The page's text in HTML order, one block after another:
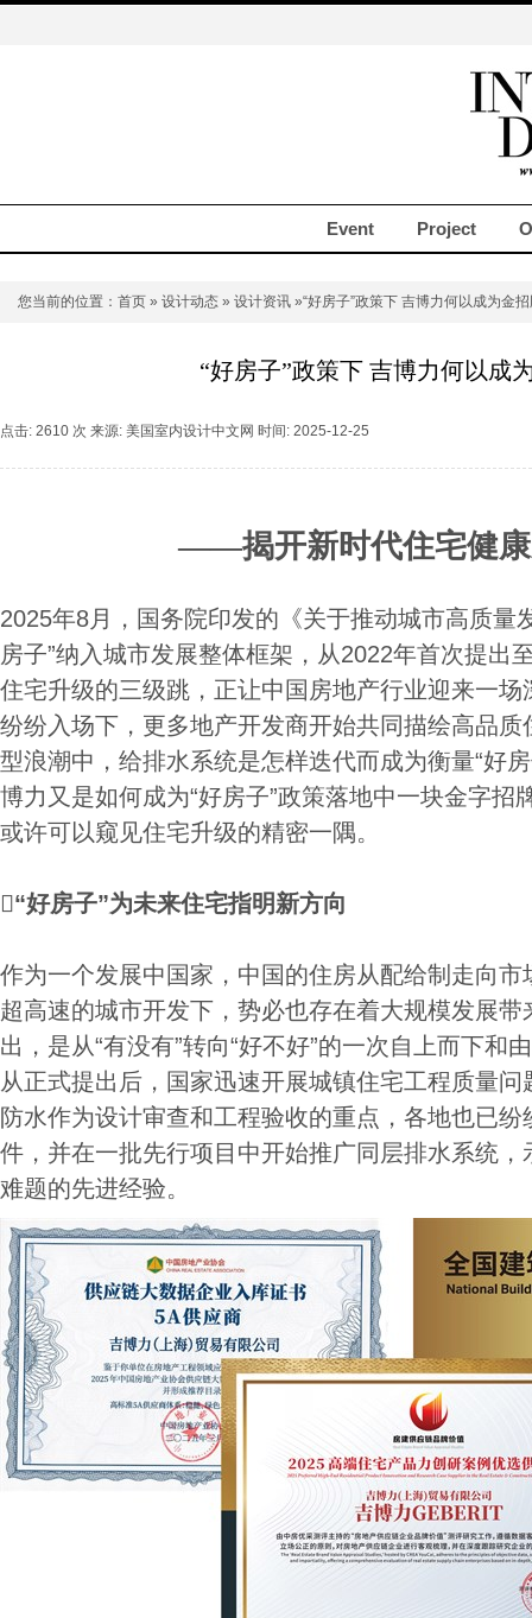
Event Project
您当前的位置： 首页 » 设计动态 » 设计资讯 »“好房子”政策下 吉博力何以成为金
“好房子”政策下 吉博力何以成
点击: 2610 次 来源: 美国室内设计中文网 时间: 2025-12-25
——揭开新时代住宅健
2025年8月，国务院印发的《关于推动城市高质量
房子”纳入城市发展整体框架，从2022年首次提出
住宅升级的三级跳，正让中国房地产行业迎来一
纷纷入场下，更多地产开发商开始共同描绘高品
型浪潮中，给排水系统是怎样迭代而成为衡量“好
博力又是如何成为“好房子”政策落地中一块金字招
或许可以窥见住宅升级的精密一隅。
“好房子”为未来住宅指明新方向
作为一个发展中国家，中国的住房从配给制走向
超高速的城市开发下，势必也存在着大规模发展带
出，是从“有没有”转向“好不好”的一次自上而下和
从正式提出后，国家迅速开展城镇住宅工程质量
防水作为设计审查和工程验收的重点，各地也已
件，并在一批先行项目中开始推广同层排水系统
难题的先进经验。